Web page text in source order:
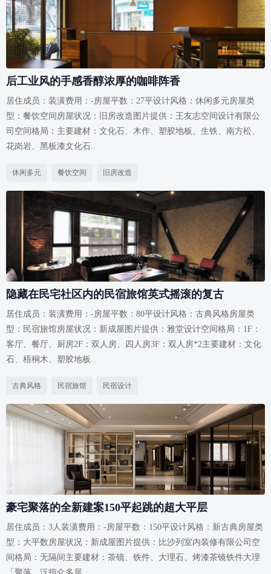
后工业风的手感香醇浓厚的咖啡阵香
居住成员：装潢费用：-房屋平数：27平设计风格：休闲多元房屋类
型：餐饮空间房屋状况：旧房改造图片提供：王友志空间设计有限公
司空间格局：主要建材：文化石、木作、塑胶地板、生铁、南方松、
花岗岩、黑板漆文化石..
休闲多元 餐饮空间 旧房改造
隐藏在民宅社区内的民宿旅馆英式摇滚的复古
居住成员：装潢费用：-房屋平数：80平设计风格：古典风格房屋类
型：民宿旅馆房屋状况：新成屋图片提供：雅堂设计空间格局：1F：
客厅、餐厅、厨房2F：双人房、四人房3F：双人房*2主要建材：文化
石、梧桐木、塑胶地板..
古典风格 民宿旅馆 民宿设计
豪宅聚落的全新建案150平起跳的超大平层
居住成员：3人装潢费用：-房屋平数：150平设计风格：新古典房屋类
型：大平数房屋状况：新成屋图片提供：比沙列室内装修有限公司空
间格局：无隔间主要建材：茶镜、铁件、大理石、烤漆茶镜铁件大理